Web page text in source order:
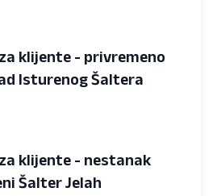
klijente - privremeno
Isturenog Šaltera
klijente - nestanak
Šalter Jelah